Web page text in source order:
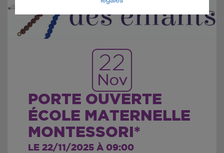
22
Nov
PORTE OUVERTE
ÉCOLE MATERNELLE
MONTESSORI*
LE 22/11/2025 À 09:00